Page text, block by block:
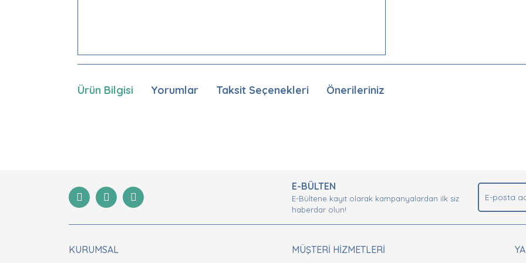
Ürün Bilgisi Yorumlar Taksit Seçenekleri Önerileriniz
Ürün açıklamasında eksik bilgiler bulunuyor.
Bu ürüne benzer farklı alternatifler olmalı.
E-BÜLTEN
E-Bültene kayıt olarak kampanyalardan ilk siz
haberdar olun!
KURUMSAL MÜŞTERİ HİZMETLERİ